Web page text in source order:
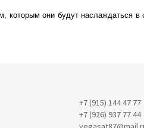
которым они будут наслаждаться в
+7 (915) 144 47 77
+7 (926) 937 77 44